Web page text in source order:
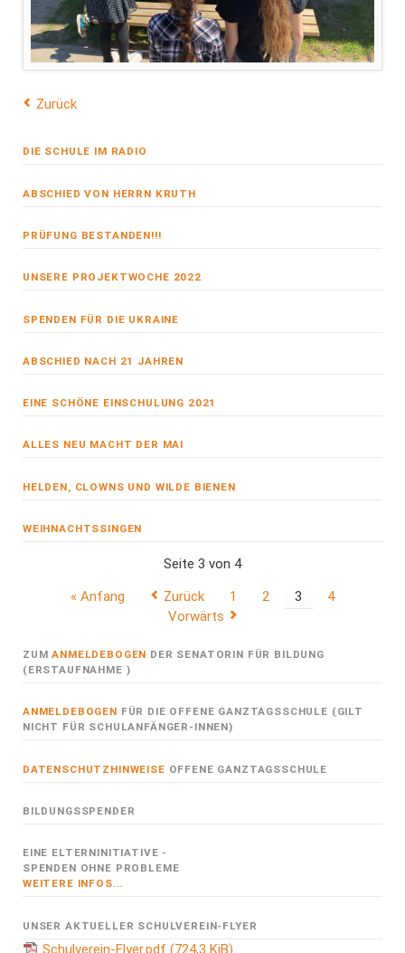
Zurück
DIE SCHULE IM RADIO
ABSCHIED VON HERRN KRUTH
PRÜFUNG BESTANDEN!!!
UNSERE PROJEKTWOCHE 2022
SPENDEN FÜR DIE UKRAINE
ABSCHIED NACH 21 JAHREN
EINE SCHÖNE EINSCHULUNG 2021
ALLES NEU MACHT DER MAI
HELDEN, CLOWNS UND WILDE BIENEN
WEIHNACHTSSINGEN
Seite 3 von 4
« Anfang
Zurück 1 2 3
4
Vorwärts
ZUMANMELDEBOGEN DER SENATORIN FÜR BILDUNG
(ERSTAUFNAHME )
ANMELDEBOGEN FÜR DIE OFFENE GANZTAGSSCHULE (GILT
NICHT FÜR SCHULANFÄNGER-INNEN)
DATENSCHUTZHINWEISE OFFENE GANZTAGSSCHULE
BILDUNGSSPENDER
EINE ELTERNINITIATIVE -
SPENDEN OHNE PROBLEME
WEITERE INFOS...
UNSER AKTUELLER SCHULVEREIN-FLYER
Schulverein-Flyer.pdf (724,3 KiB)